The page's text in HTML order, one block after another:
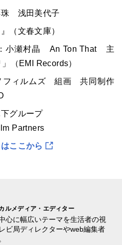
浅田美代子
（文春文庫）
小瀬村晶 An Ton That 主
（EMI Records）
フィルムズ 組画 共同制作
グループ
Partners
ここから
ルメディア・エディター
心に幅広いテーマを生活者の視
ビ局ディレクターやweb編集者